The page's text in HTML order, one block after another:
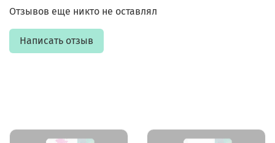
Отзывов еще никто не оставлял
Написать отзыв